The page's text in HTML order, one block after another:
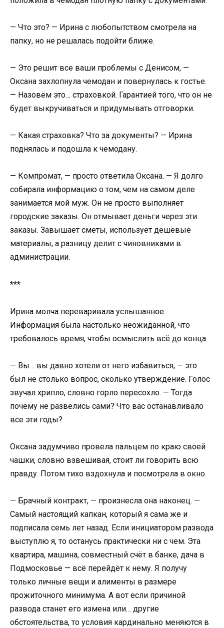
— Что это? — Ирина с любопытством смотрела на
папку, но не решалась подойти ближе.
— Это решит все ваши проблемы с Денисом, —
Оксана захлопнула чемодан и повернулась к гостье.
— Назовём это… страховкой. Гарантией того, что он не
будет выкручиваться и придумывать отговорки.
— Какая страховка? Что за документы? — Ирина
поднялась и подошла к чемодану.
— Компромат, — просто ответила Оксана. — Я долго
собирала информацию о том, чем на самом деле
занимается мой муж. Он не просто выполняет
городские заказы. Он отмывает деньги через эти
заказы. Завышает сметы, использует дешёвые
материалы, а разницу делит с чиновниками в
администрации.
***
Ирина молча переваривала услышанное.
Информация была настолько неожиданной, что
требовалось время, чтобы осмыслить всё до конца.
— Вы… вы давно хотели от него избавиться, — это
был не столько вопрос, сколько утверждение. Голос
звучал хрипло, словно горло пересохло. — Тогда
почему не развелись сами? Что вас останавливало
все эти годы?
Оксана задумчиво провела пальцем по краю своей
чашки, словно взвешивая, стоит ли говорить всю
правду. Потом тихо вздохнула и посмотрела в окно.
— Брачный контракт, — произнесла она наконец. —
Самый настоящий капкан, который я сама же и
подписала семь лет назад. Если инициатором развода
выступлю я, то останусь практически ни с чем. Эта
квартира, машина, совместный счёт в банке, дача в
Подмосковье — всё перейдёт к нему. Я получу
только личные вещи и алименты в размере
прожиточного минимума. А вот если причиной
развода станет его измена или… другие
обстоятельства, то условия кардинально меняются в